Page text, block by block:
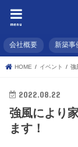
menu
会社概要 新築事
HOME イベント 強
2022.08.22
強風により
ます！